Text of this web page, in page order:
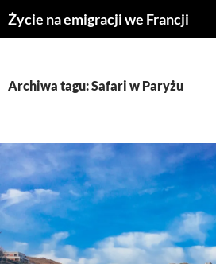
Przejdź
doŻycie na emigracji we Francji
Archiwa tagu: Safari w Paryżu